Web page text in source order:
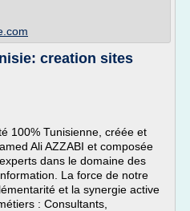
creation sites
100% Tunisienne, créée et
Ali AZZABI et composée
dans le domaine des
La force de notre
et la synergie active
: Consultants,